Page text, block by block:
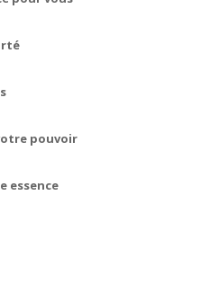
pouvoir
essence